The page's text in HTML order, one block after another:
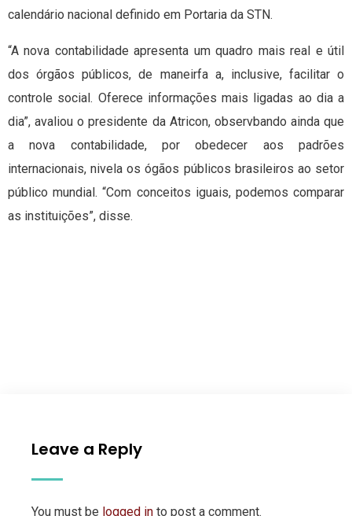
calendário nacional definido em Portaria da STN.
“A nova contabilidade apresenta um quadro mais real e útil
dos órgãos públicos, de maneirfa a, inclusive, facilitar o
controle social. Oferece informações mais ligadas ao dia a
dia”, avaliou o presidente da Atricon, observbando ainda que
a nova contabilidade, por obedecer aos padrões
internacionais, nivela os ógãos públicos brasileiros ao setor
público mundial. “Com conceitos iguais, podemos comparar
as instituições”, disse.
Leave a Reply
You must be logged in to post a comment.